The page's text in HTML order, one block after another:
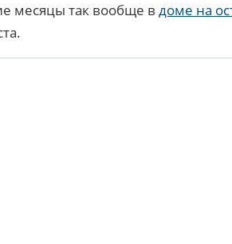
месяцы так вообще в доме на